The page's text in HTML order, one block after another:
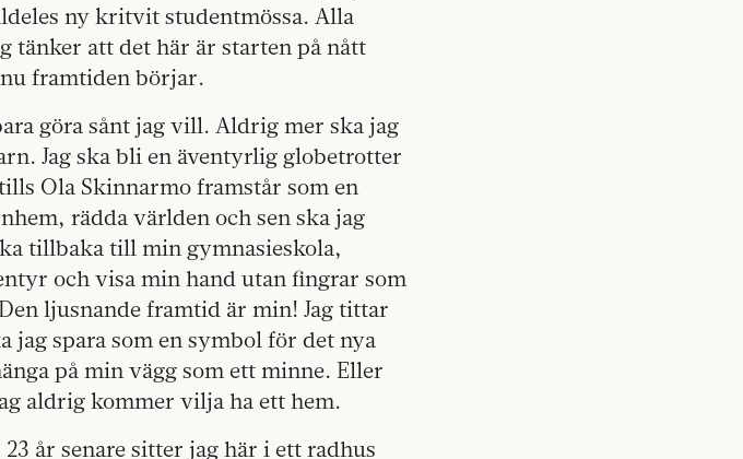
ny kritvit studentmössa. Alla
tänker att det här är starten på nått
framtiden börjar.
göra sånt jag vill. Aldrig mer ska jag
Jag ska bli en äventyrlig globetrotter
Ola Skinnarmo framstår som en
rädda världen och sen ska jag
tillbaka till min gymnasieskola,
och visa min hand utan fingrar som
ljusnande framtid är min! Jag tittar
jag spara som en symbol för det nya
på min vägg som ett minne. Eller
aldrig kommer vilja ha ett hem.
år senare sitter jag här i ett radhus